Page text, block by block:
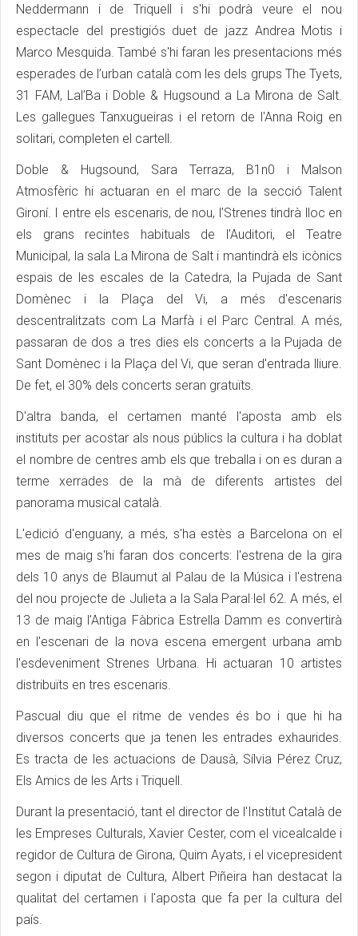
Neddermann i de Triquell i s'hi podrà veure el nou
espectacle del prestigiós duet de jazz Andrea Motis i
Marco Mesquida. També s'hi faran les presentacions més
esperades de l’urban català com les dels grups The Tyets,
31 FAM, Lal’Ba i Doble & Hugsound a La Mirona de Salt.
Les gallegues Tanxugueiras i el retorn de l'Anna Roig en
solitari, completen el cartell.
Doble & Hugsound, Sara Terraza, B1n0 i Malson
Atmosfèric hi actuaran en el marc de la secció Talent
Gironí. I entre els escenaris, de nou, l'Strenes tindrà lloc en
els grans recintes habituals de l'Auditori, el Teatre
Municipal, la sala La Mirona de Salt i mantindrà els icònics
espais de les escales de la Catedra, la Pujada de Sant
Domènec i la Plaça del Vi, a més d'escenaris
descentralitzats com La Marfà i el Parc Central. A més,
passaran de dos a tres dies els concerts a la Pujada de
Sant Domènec i la Plaça del Vi, que seran d'entrada lliure.
De fet, el 30% dels concerts seran gratuïts.
D'altra banda, el certamen manté l'aposta amb els
instituts per acostar als nous públics la cultura i ha doblat
el nombre de centres amb els que treballa i on es duran a
terme xerrades de la mà de diferents artistes del
panorama musical català.
L'edició d'enguany, a més, s'ha estès a Barcelona on el
mes de maig s'hi faran dos concerts: l'estrena de la gira
dels 10 anys de Blaumut al Palau de la Música i l'estrena
del nou projecte de Julieta a la Sala Paral·lel 62. A més, el
13 de maig l'Antiga Fàbrica Estrella Damm es convertirà
en l'escenari de la nova escena emergent urbana amb
l'esdeveniment Strenes Urbana. Hi actuaran 10 artistes
distribuïts en tres escenaris.
Pascual diu que el ritme de vendes és bo i que hi ha
diversos concerts que ja tenen les entrades exhaurides.
Es tracta de les actuacions de Dausà, Sílvia Pérez Cruz,
Els Amics de les Arts i Triquell.
Durant la presentació, tant el director de l'Institut Català de
les Empreses Culturals, Xavier Cester, com el vicealcalde i
regidor de Cultura de Girona, Quim Ayats, i el vicepresident
segon i diputat de Cultura, Albert Piñeira han destacat la
qualitat del certamen i l'aposta que fa per la cultura del
país.